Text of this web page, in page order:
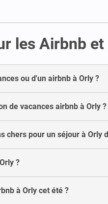
les Airbnb
ou d'un airbnb à Orly ?
de vacances airbnb à Orly ?
chers pour un séjour à Orly
?
à Orly cet été ?